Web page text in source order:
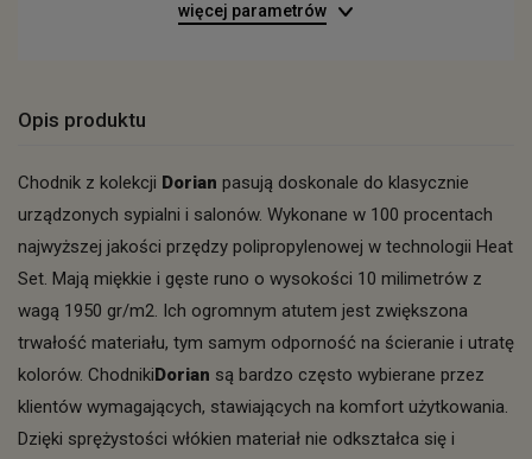
więcej parametrów
Opis produktu
Chodnik z kolekcji Dorian pasują doskonale do klasycznie
urządzonych sypialni i salonów. Wykonane w 100 procentach
najwyższej jakości przędzy polipropylenowej w technologii Heat
Set. Mają miękkie i gęste runo o wysokości 10 milimetrów z
wagą 1950 gr/m2. Ich ogromnym atutem jest zwiększona
trwałość materiału, tym samym odporność na ścieranie i utratę
kolorów. ChodnikiDorian są bardzo często wybierane przez
klientów wymagających, stawiających na komfort użytkowania.
Dzięki sprężystości włókien materiał nie odkształca się i